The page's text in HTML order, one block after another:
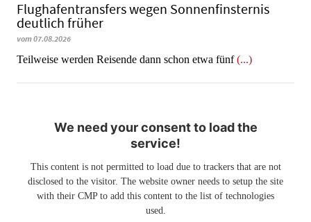
Flughafentransfers wegen Sonnenfinsternis
deutlich früher
vom 07.08.2026
Teilweise werden Reisende dann schon etwa fünf(...)
We need your consent to load the
service!
This content is not permitted to load due to trackers that are not
disclosed to the visitor. The website owner needs to setup the site
with their CMP to add this content to the list of technologies
used.